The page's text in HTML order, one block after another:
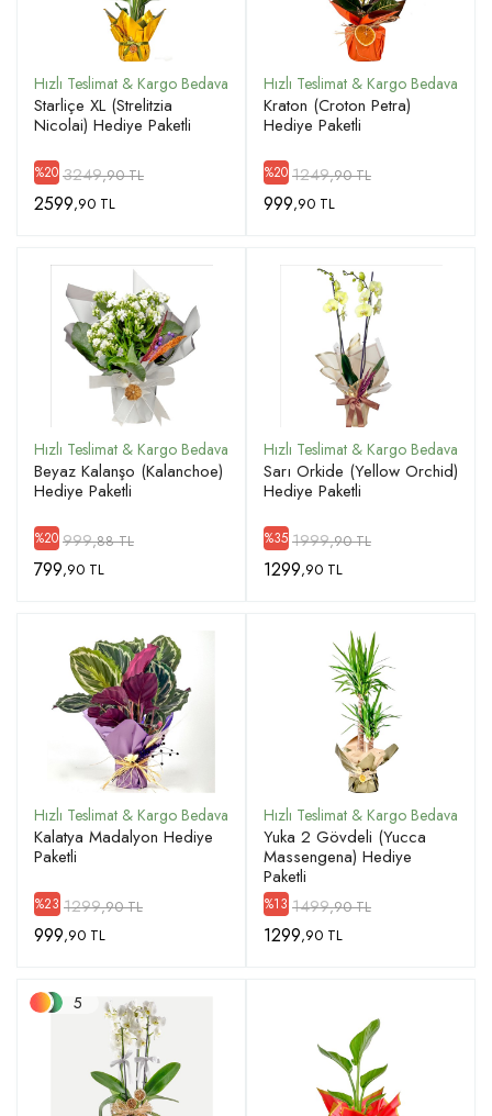
Starliçe XL (Strelitzia
Nicolai) Hediye Paketli
%20 3249,90 TL
2599,90 TL
Kraton (Croton Petra)
Hediye Paketli
%20 1249,90 TL
999,90 TL
Beyaz Kalanşo (Kalanchoe)
Hediye Paketli
%20 999,88 TL
799,90 TL
Sarı Orkide (Yellow Orchid)
Hediye Paketli
%35 1999,90 TL
1299,90 TL
Kalatya Madalyon Hediye
Paketli
%23 1299,90 TL
999,90 TL
Yuka 2 Gövdeli (Yucca
Massengena) Hediye
Paketli
%13 1499,90 TL
1299,90 TL
5